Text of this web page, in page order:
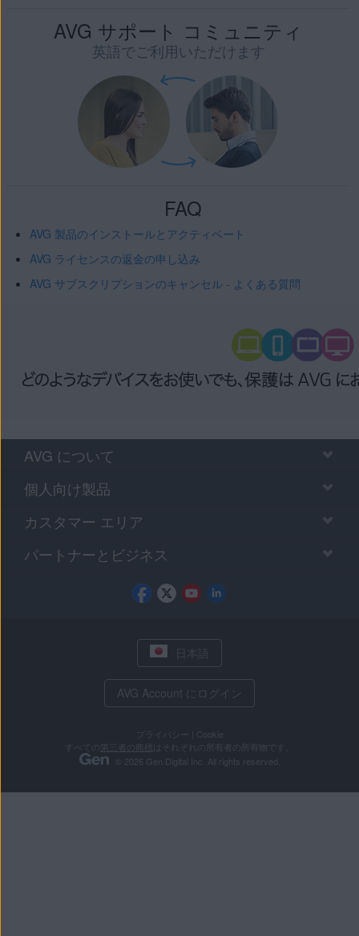
AVG サポート コミュニティ
英語でご利用いただけます
FAQ
AVG 製品のインストールとアクティベート
AVG ライセンスの返金の申し込み
AVG サブスクリプションのキャンセル - よくある質問
AVG について
個人向け製品
カスタマー エリア
パートナーとビジネス
日本語
AVG Account にログイン
プライバシー
Cookie
第三者の商標
はそれぞれの所有者の所有物です。
© 2026 Gen Digital Inc. All rights reserved.